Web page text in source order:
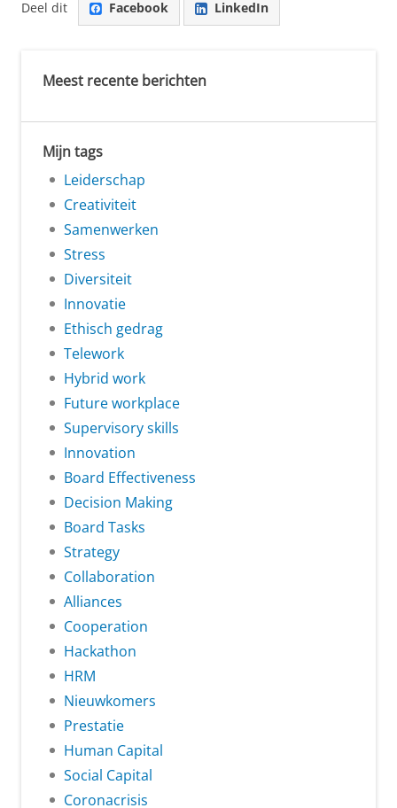
Deel dit Facebook LinkedIn
Meest recente berichten
Mijn tags
Leiderschap
Creativiteit
Samenwerken
Stress
Diversiteit
Innovatie
Ethisch gedrag
Telework
Hybrid work
Future workplace
Supervisory skills
Innovation
Board Effectiveness
Decision Making
Board Tasks
Strategy
Collaboration
Alliances
Cooperation
Hackathon
HRM
Nieuwkomers
Prestatie
Human Capital
Social Capital
Coronacrisis